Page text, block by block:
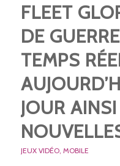
FLEET
DE
TEMPS
JOUR
JEUX VIDÉO, MOBILE